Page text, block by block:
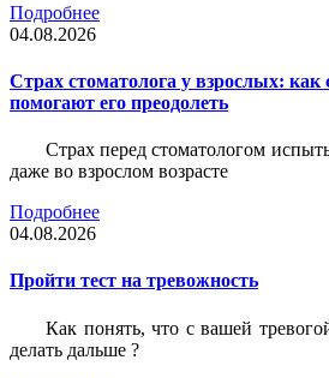
Подробнее
04.08.2026
Страх стоматолога у взрослых:
помогают его преодолеть
Страх перед стоматологом
даже во взрослом возрасте
Подробнее
04.08.2026
Пройти тест на тревожность
Как понять, что с вашей
делать дальше ?